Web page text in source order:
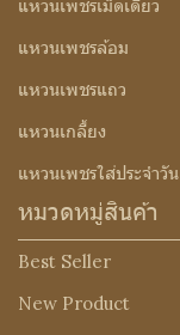
แหวนเพชรเม็ดเดียว
แหวนเพชรล้อม
แหวนเพชรแถว
แหวนเกลี้ยง
แหวนเพชรใส่ประจำวัน
หมวดหมู่สินค้า
Best Seller
New Product